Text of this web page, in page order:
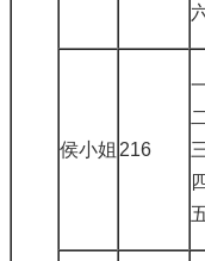
侯小姐 216